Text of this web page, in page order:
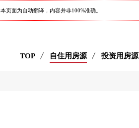
本页面为自动翻译，内容并非100%准确。
TOP 自住用房源 投资用房源